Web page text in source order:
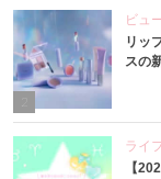
ビュ
リッ
スの
ライ
【